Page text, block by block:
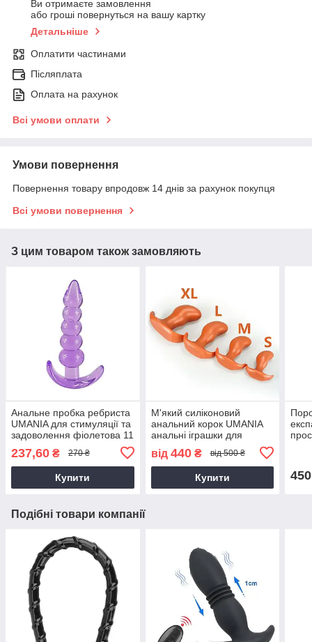
Ви отримаєте замовлення
або гроші повернуться на вашу картку
Детальніше
Оплатити частинами
Післяплата
Оплата на рахунок
Всі умови оплати
Умови повернення
Повернення товару впродовж 14 днів за рахунок покупця
Всі умови повернення
З цим товаром також замовляють
Анальне пробка ребриста
UMANIA для стимуляції та
задоволення фіолетова 11
237,60 ₴ 270 ₴
Купити
М'який силіконовий
анальний корок UMANIA
анальні іграшки для
від 440₴ від 500 ₴
Купити 450
Подібні товари компанії